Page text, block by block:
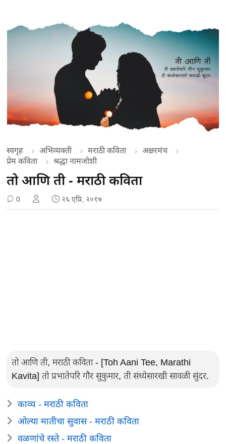
स्वगृह अभिव्यक्ती मराठी कविता
अक्षरमंच
प्रेम कविता
श्रद्धा नामजोशी
तो आणि ती - मराठी कविता
0 २६ एप्रि, २०१७
तो आणि ती, मराठी कविता - [Toh Aani Tee, Marathi
Kavita] तो प्रभातेपरि गौर सुकुमार, ती संध्येसारखी सावळी सुंदर.
काव्य - मराठी कविता
ओल्या मातीचा सुवास - मराठी कविता
वळणांचे रस्ते - मराठी कविता